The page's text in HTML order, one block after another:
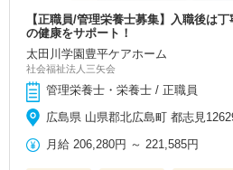
【正職員/管理栄養士募集】入職後は
の健康をサポート！
太田川学園豊平ケアホーム
社会福祉法人三矢会
管理栄養士・栄養士 / 正職員
広島県 山県郡北広島町 都志見
月給 206,280円 ～ 221,585円